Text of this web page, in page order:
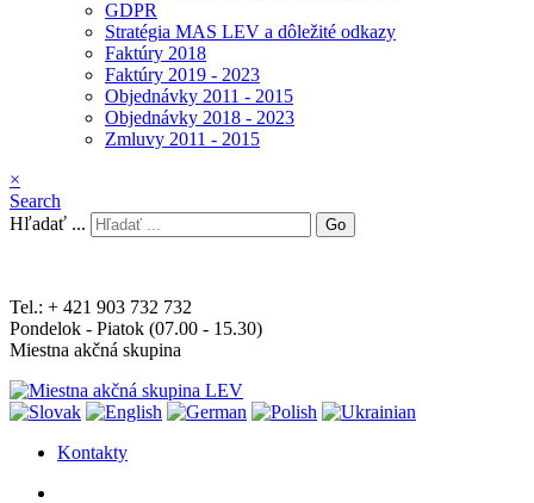
GDPR
Stratégia MAS LEV a dôležité odkazy
Faktúry 2018
Faktúry 2019 - 2023
Objednávky 2011 - 2015
Objednávky 2018 - 2023
Zmluvy 2011 - 2015
×
Search
Hľadať ...
Go
Tel.: + 421 903 732 732
Pondelok - Piatok (07.00 - 15.30)
Miestna akčná skupina
Kontakty